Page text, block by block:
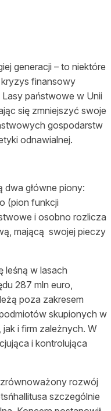
generacji – to niektóre
kryzys finansowy
Lasy państwowe w Unii
się zmniejszyć swoje
gospodarstw
odnawialnej.
dwa główne piony:
(pion funkcji
i osobno rozlicza
mającą swojej pieczy
leśną w lasach
287 mln euro,
poza zakresem
skupionych w
i firm zależnych. W
i kontrolująca
rozwój
szczególnie